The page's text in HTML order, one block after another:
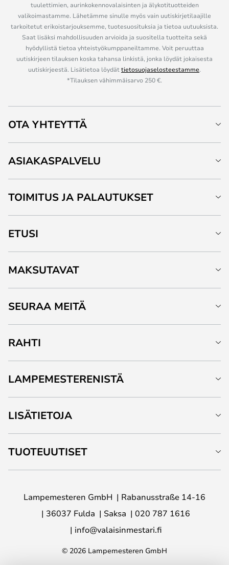
tuulettimien, aurinkokennovalaisinten ja älykotituotteiden
valikoimastamme. Lähetämme sinulle myös vain uutiskirjetilaajille
tarkoitetut erikoistarjouksemme, tuotesuosituksia ja tietoa uutuuksista.
Saat lisäksi mahdollisuuden arvioida ja suositella tuotteita sekä
hyödyllistä tietoa yhteistyökumppaneiltamme. Voit peruuttaa
uutiskirjeen tilauksen koska tahansa linkistä, jonka löydät jokaisesta
uutiskirjeestä. Lisätietoa löydättietosuojaselosteestamme.
*Tilauksen vähimmäisarvo 250 €.
OTA YHTEYTTÄ
ASIAKASPALVELU
TOIMITUS JA PALAUTUKSET
ETUSI
MAKSUTAVAT
SEURAA MEITÄ
RAHTI
LAMPEMESTERENISTÄ
LISÄTIETOJA
TUOTEUUTISET
Lampemesteren GmbH
Rabanusstraße 14-16
36037 Fulda
Saksa
020 787 1616
info@valaisinmestari.fi
© 2026 Lampemesteren GmbH